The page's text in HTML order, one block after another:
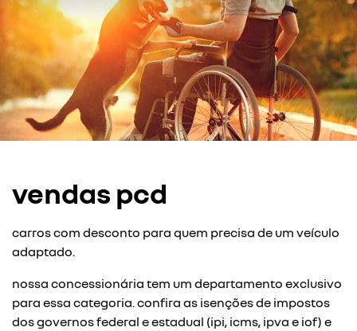
vendas pcd
carros com desconto para quem precisa de um veículo
adaptado.
nossa concessionária tem um departamento exclusivo
para essa categoria. confira as isenções de impostos
dos governos federal e estadual (ipi, icms, ipva e iof) e